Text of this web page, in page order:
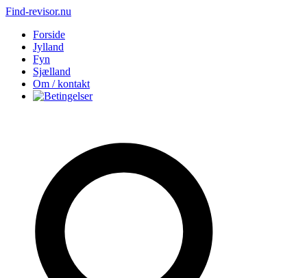
Find-revisor.nu
Forside
Jylland
Fyn
Sjælland
Om / kontakt